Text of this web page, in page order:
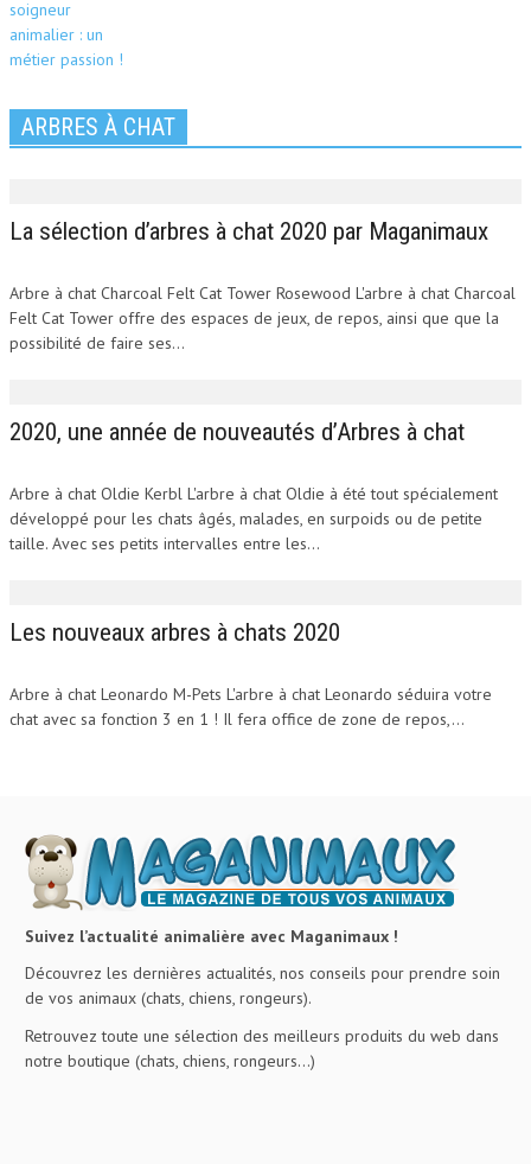
ARBRES À CHAT
La sélection d’arbres à chat 2020 par Maganimaux
Arbre à chat Charcoal Felt Cat Tower Rosewood L'arbre à chat Charcoal
Felt Cat Tower offre des espaces de jeux, de repos, ainsi que que la
possibilité de faire ses...
2020, une année de nouveautés d’Arbres à chat
Arbre à chat Oldie Kerbl L'arbre à chat Oldie à été tout spécialement
développé pour les chats âgés, malades, en surpoids ou de petite
taille. Avec ses petits intervalles entre les...
Les nouveaux arbres à chats 2020
Arbre à chat Leonardo M-Pets L'arbre à chat Leonardo séduira votre
chat avec sa fonction 3 en 1 ! Il fera office de zone de repos,...
Suivez l’actualité animalière avec Maganimaux !
Découvrez les dernières actualités, nos conseils pour prendre soin
de vos animaux (chats, chiens, rongeurs).
Retrouvez toute une sélection des meilleurs produits du web dans
notre boutique (chats, chiens, rongeurs…)